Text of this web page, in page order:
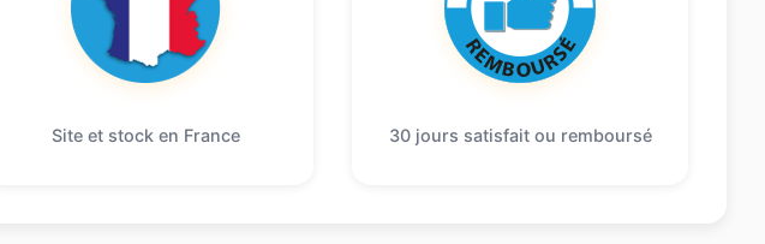
Site et stock en France 30 jours satisfait ou remboursé